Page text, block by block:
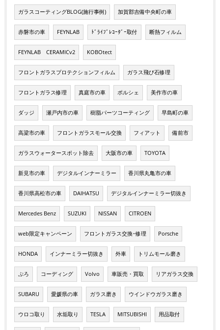
ガラスコーティングBLOG(施行事例) 加賀郡吉備中央町の車
赤磐市の車 FEYNLAB ﾄﾞﾗｲﾌﾞﾚｺｰﾀﾞｰ取付 断熱フィルム
FEYNLAB CERAMICv2 KOBOtect
フロントガラスプロテクションフィルム ガラス飛び石修理
フロントガラス修理 真庭市の車 ポルシェ 美作市の車
ダッジ 瀬戸内市の車 樹脂パーツコーティング 早島町の車
高梁市の車 フロントガラスモール交換 フィアット 備前市
ガラスウォータースポット除去 大阪市の車 TOYOTA
新見市の車 デジタルインナーミラー 香川県丸亀市の車
香川県高松市の車 DAIHATSU デジタルインナーミラー切抜き
Mercedes Benz SUZUKI NISSAN CITROEN
web限定キャンペーン フロントガラス交換･修理 Porsche
HONDA インナーミラー切抜き 外車 トリムモール磨き
ぷろ コーディング Volvo 車販売・買取 リアガラス交換
SUBARU 愛媛県の車 ガラス磨き ウインドウガラス磨き
ウロコ取り 水垢取り TESLA MITSUBISHI 用品取付